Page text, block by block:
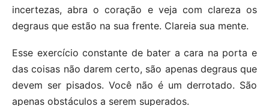
incertezas, abra o coração e veja com clareza os
degraus que estão na sua frente. Clareia sua mente.
Esse exercício constante de bater a cara na porta e
das coisas não darem certo, são apenas degraus que
devem ser pisados. Você não é um derrotado. São
apenas obstáculos a serem superados.